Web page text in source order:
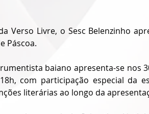
Verso Livre, o Sesc Belenzinho
Páscoa.
baiano apresenta-se nos
com participação especial da
literárias ao longo da